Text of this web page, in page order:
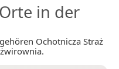
in der
Ochotnicza Straż